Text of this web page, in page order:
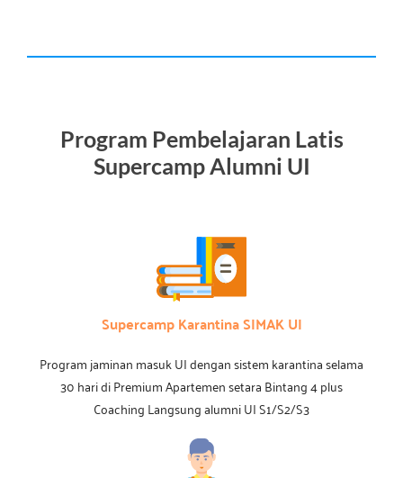
Program Pembelajaran Latis
Supercamp Alumni UI
Supercamp Karantina SIMAK UI
Program jaminan masuk UI dengan sistem karantina selama
30 hari di Premium Apartemen setara Bintang 4 plus
Coaching Langsung alumni UI S1/S2/S3